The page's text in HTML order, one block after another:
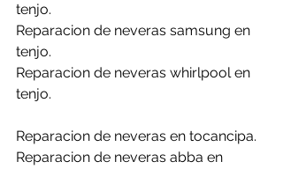
tenjo.
Reparacion de neveras samsung en
tenjo.
Reparacion de neveras whirlpool en
tenjo.
Reparacion de neveras en tocancipa.
Reparacion de neveras abba en